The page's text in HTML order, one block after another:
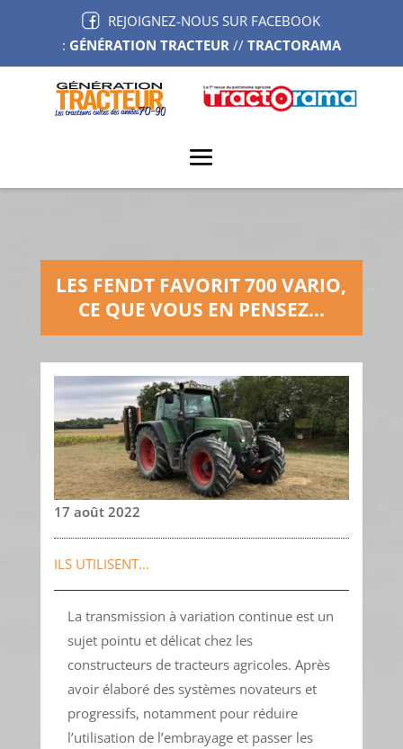
REJOIGNEZ-NOUS SUR FACEBOOK
: GÉNÉRATION TRACTEUR// TRACTORAMA
LES FENDT FAVORIT 700 VARIO,
CE QUE VOUS EN PENSEZ…
17 août 2022
ILS UTILISENT...
La transmission à variation continue est un
sujet pointu et délicat chez les
constructeurs de tracteurs agricoles. Après
avoir élaboré des systèmes novateurs et
progressifs, notamment pour réduire
l’utilisation de l’embrayage et passer les